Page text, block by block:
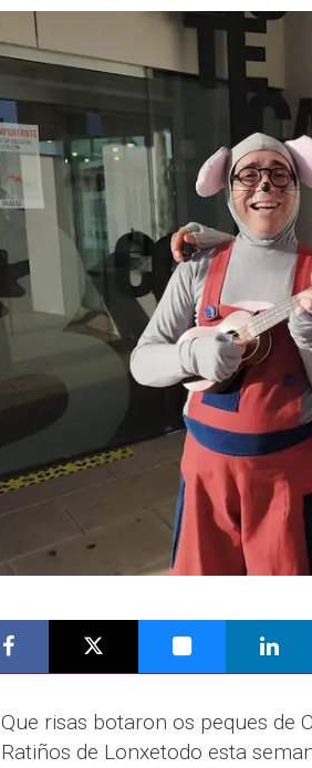
Que risas botaron os peques de
Ratiños de Lonxetodo esta